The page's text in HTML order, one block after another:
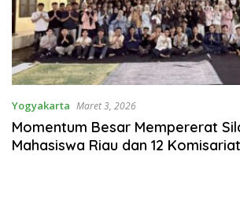
Yogyakarta Maret 3, 2026
Momentum Besar Mempererat
Mahasiswa Riau dan 12